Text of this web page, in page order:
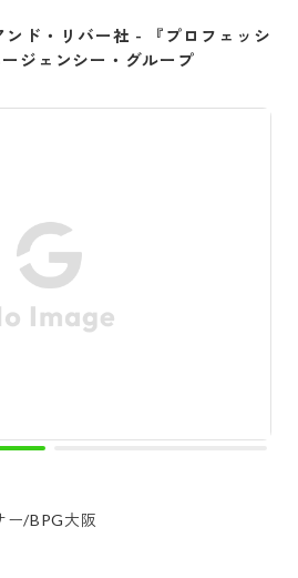
ド・リバー社 -
『プロフェッシ
ジェンシー・グループ
ー/BPG大阪